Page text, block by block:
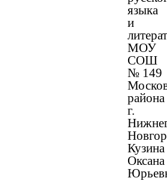
языка
и
МОУ
СОШ
№ 149
района
г.
Кузина
Оксана